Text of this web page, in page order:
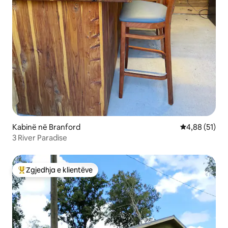
Kabinë në Branford Vlerësimi
4,88 (51)
3 River Paradise
Më të mirat e zgjedhjeve të klientëve
Zgjedhja e klientëve